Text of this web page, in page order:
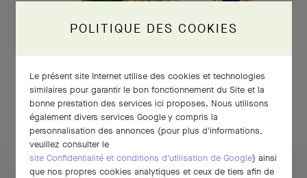
CLIQUEZ ET MAINTENEZ APPUYÉ
POLITIQUE DES COOKIES
Le présent site Internet utilise des cookies et technologies
similaires pour garantir le bon fonctionnement du Site et la
bonne prestation des services ici proposes. Nous utilisons
également divers services Google y compris la
personnalisation des annonces (pour plus d'informations,
veuillez consulter le
site Confidentialité et conditions d'utilisation de Google) ainsi
que nos propres cookies analytiques et ceux de tiers afin de